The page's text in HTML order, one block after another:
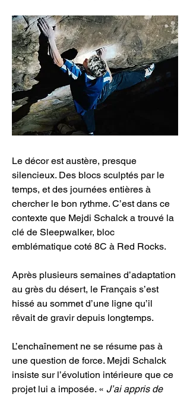
Le décor est austère, presque
silencieux. Des blocs sculptés par le
temps, et des journées entières à
chercher le bon rythme. C’est dans ce
contexte que Mejdi Schalck a trouvé la
clé de Sleepwalker, bloc
emblématique coté 8C à Red Rocks.
Après plusieurs semaines d’adaptation
au grès du désert, le Français s’est
hissé au sommet d’une ligne qu’il
rêvait de gravir depuis longtemps.
L’enchaînement ne se résume pas à
une question de force. Mejdi Schalck
insiste sur l’évolution intérieure que ce
projet lui a imposée. « J’ai appris de